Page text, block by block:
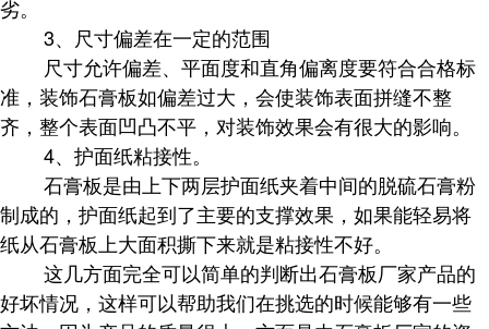
劣。
3、尺寸偏差在一定的范围
尺寸允许偏差、平面度和直角偏离度要符合合格标
准，装饰石膏板如偏差过大，会使装饰表面拼缝不整
齐，整个表面凹凸不平，对装饰效果会有很大的影响。
4、护面纸粘接性。
石膏板是由上下两层护面纸夹着中间的脱硫石膏粉
制成的，护面纸起到了主要的支撑效果，如果能轻易将
纸从石膏板上大面积撕下来就是粘接性不好。
这几方面完全可以简单的判断出石膏板厂家产品的
好坏情况，这样可以帮助我们在挑选的时候能够有一些